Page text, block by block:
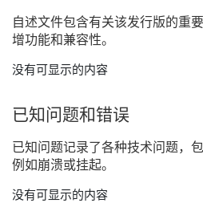
自述文件包含有关该发行版的重要
增功能和兼容性。
没有可显示的内容
已知问题和错误
已知问题记录了各种技术问题，
例如崩溃或挂起。
没有可显示的内容